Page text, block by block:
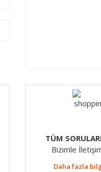
TÜM
Bizimle
Daha fazla